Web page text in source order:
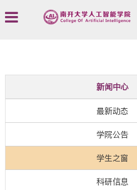
新闻中心
最新动态
学院公告
学生之窗
科研信息